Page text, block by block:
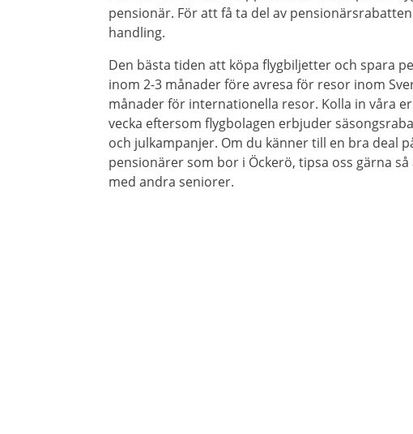
pensionär. För att få ta del av
handling.
Den bästa tiden att köpa flygbiljetter och spara
inom 2-3 månader före avresa för resor inom
månader för internationella resor. Kolla in våra
vecka eftersom flygbolagen erbjuder
och julkampanjer. Om du känner till en bra deal
pensionärer som bor i Öckerö, tipsa oss gärna
med andra seniorer.